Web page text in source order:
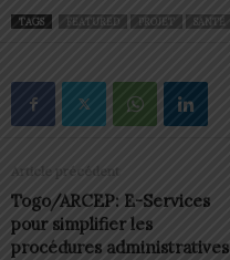
TAGS FEATURED PROJET SANTÉ
Article précédent
Togo/ARCEP: E-Services
pour simplifier les
procédures administratives